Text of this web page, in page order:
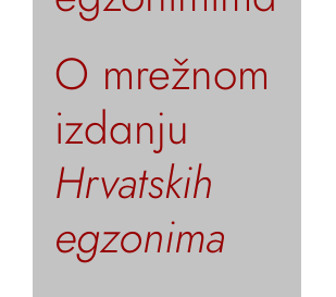
O mrežnom
izdanju
Hrvatskih
egzonima